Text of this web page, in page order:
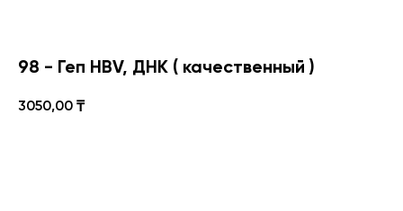
98 - Геп HBV, ДНК ( качественный )
3050,00 ₸